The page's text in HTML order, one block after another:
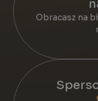
Obracasz na